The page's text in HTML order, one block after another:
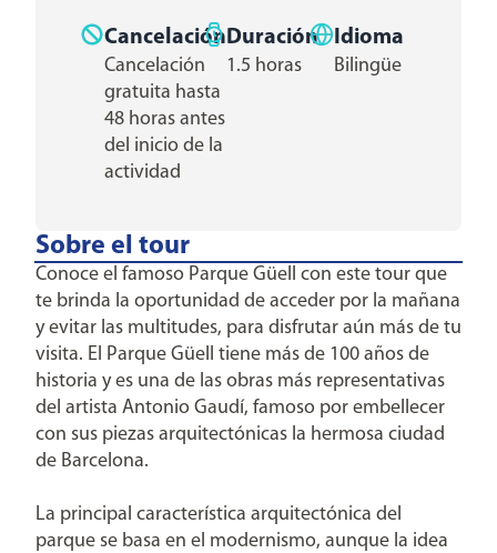
Cancelación
Cancelación
gratuita hasta
48 horas antes
del inicio de la
actividad
Duración
1.5 horas
Idioma
Bilingüe
Sobre el tour
Conoce el famoso Parque Güell con este tour que
te brinda la oportunidad de acceder por la mañana
y evitar las multitudes, para disfrutar aún más de tu
visita. El Parque Güell tiene más de 100 años de
historia y es una de las obras más representativas
del artista Antonio Gaudí, famoso por embellecer
con sus piezas arquitectónicas la hermosa ciudad
de Barcelona.
La principal característica arquitectónica del
parque se basa en el modernismo, aunque la idea